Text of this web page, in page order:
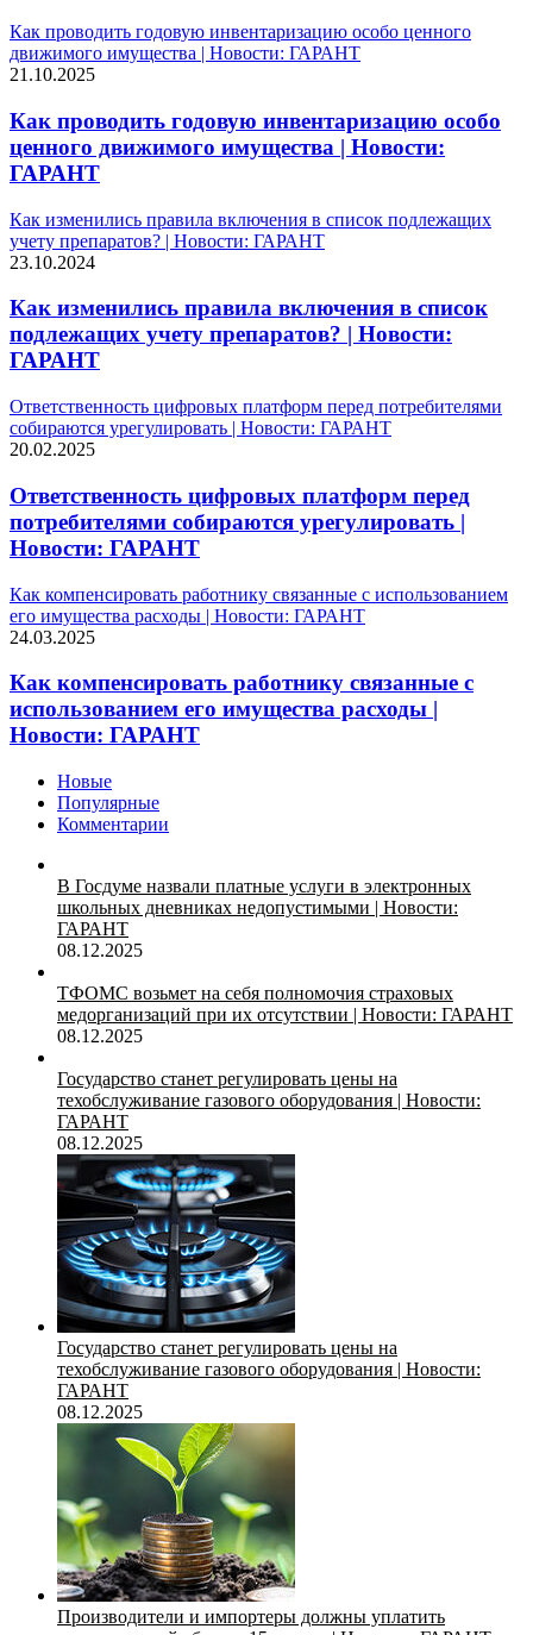
Как проводить годовую инвентаризацию особо ценного
движимого имущества | Новости: ГАРАНТ
21.10.2025
Как проводить годовую инвентаризацию особо
ценного движимого имущества | Новости:
ГАРАНТ
Как изменились правила включения в список подлежащих
учету препаратов? | Новости: ГАРАНТ
23.10.2024
Как изменились правила включения в список
подлежащих учету препаратов? | Новости:
ГАРАНТ
Ответственность цифровых платформ перед потребителями
собираются урегулировать | Новости: ГАРАНТ
20.02.2025
Ответственность цифровых платформ перед
потребителями собираются урегулировать |
Новости: ГАРАНТ
Как компенсировать работнику связанные с использованием
его имущества расходы | Новости: ГАРАНТ
24.03.2025
Как компенсировать работнику связанные с
использованием его имущества расходы |
Новости: ГАРАНТ
Новые
Популярные
Комментарии
В Госдуме назвали платные услуги в электронных
школьных дневниках недопустимыми | Новости:
ГАРАНТ
08.12.2025
ТФОМС возьмет на себя полномочия страховых
медорганизаций при их отсутствии | Новости: ГАРАНТ
08.12.2025
Государство станет регулировать цены на
техобслуживание газового оборудования | Новости:
ГАРАНТ
08.12.2025
Государство станет регулировать цены на
техобслуживание газового оборудования | Новости:
ГАРАНТ
08.12.2025
Производители и импортеры должны уплатить